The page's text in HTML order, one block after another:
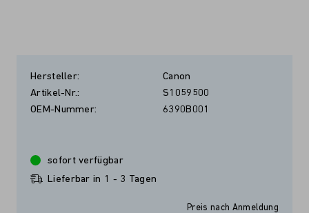
Hersteller:
Canon
Artikel-Nr.:
S1059500
OEM-Nummer:
6390B001
Preis nach Anmeldung
sofort verfügbar
Lieferbar in 1 - 3 Tagen